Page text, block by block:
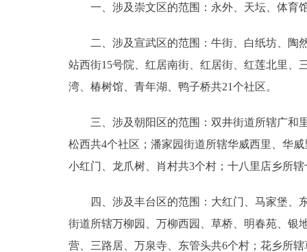
一、涉及崇文区的范围：永外、天坛、体育
二、涉及宣武区的范围：牛街、白纸坊、陶然
站西街15号院、红居南街、红居街、红莲北里
湾、椿树馆、青年湖、鸭子桥共21个社区。
三、涉及朝阳区的范围：双井街道所辖广和里
松西共4个社区；潘家园街道所辖华威西里、华
小红门、龙爪树、肖村共3个村；十八里店乡所
四、涉及丰台区的范围：大红门、马家堡、东
街道所辖万柳园、万柳西园、草桥、明春苑、银
营、三路居、万泉寺、东管头共6个村；花乡所